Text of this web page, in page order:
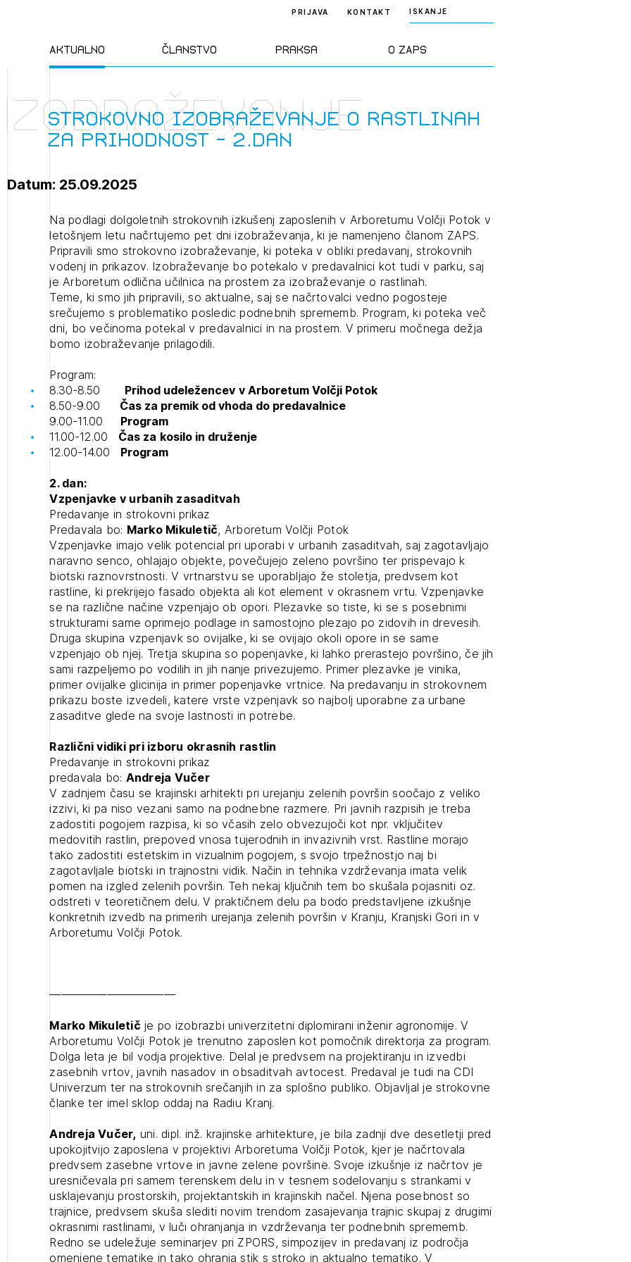
Aktualno Članstvo Praksa O ZAPS
PRIJAVA KONTAKT ISKANJE
Novice
Natečaji
Izobraževanja
Dogodki
Člani ZAPS
Kandidati za
izpit
Standard ZAPS
Pravila stroke
Opravljanje
dejavnosti
Sklepanje poslov
projektiranje
Strokovna pomoč
Projekti
Knjižnica
dokumentov
Strokovno izobraževanje o rastlinah
za prihodnost - 2.dan
Izobraževanje
Datum: 25.09.2025
Na podlagi dolgoletnih strokovnih izkušenj zaposlenih v Arboretumu Volčji Potok v
letošnjem letu načrtujemo pet dni izobraževanja, ki je namenjeno članom ZAPS.
Pripravili smo strokovno izobraževanje, ki poteka v obliki predavanj, strokovnih
vodenj in prikazov. Izobraževanje bo potekalo v predavalnici kot tudi v parku, saj
je Arboretum odlična učilnica na prostem za izobraževanje o rastlinah.
Teme, ki smo jih pripravili, so aktualne, saj se načrtovalci vedno pogosteje
srečujemo s problematiko posledic podnebnih sprememb. Program, ki poteka več
dni, bo večinoma potekal v predavalnici in na prostem. V primeru močnega dežja
bomo izobraževanje prilagodili.
Program:
8.30-8.50 Prihod udeležencev v Arboretum Volčji Potok
8.50-9.00 Čas za premik od vhoda do predavalnice
9.00-11.00 Program
11.00-12.00 Čas za kosilo in druženje
12.00-14.00 Program
2. dan:
Vzpenjavke v urbanih zasaditvah
Predavanje in strokovni prikaz
Predavala bo: Marko Mikuletič, Arboretum Volčji Potok
Vzpenjavke imajo velik potencial pri uporabi v urbanih zasaditvah, saj zagotavljajo
naravno senco, ohlajajo objekte, povečujejo zeleno površino ter prispevajo k
biotski raznovrstnosti. V vrtnarstvu se uporabljajo že stoletja, predvsem kot
rastline, ki prekrijejo fasado objekta ali kot element v okrasnem vrtu. Vzpenjavke
se na različne načine vzpenjajo ob opori. Plezavke so tiste, ki se s posebnimi
strukturami same oprimejo podlage in samostojno plezajo po zidovih in drevesih.
Druga skupina vzpenjavk so ovijalke, ki se ovijajo okoli opore in se same
vzpenjajo ob njej. Tretja skupina so popenjavke, ki lahko prerastejo površino, če jih
sami razpeljemo po vodilih in jih nanje privezujemo. Primer plezavke je vinika,
primer ovijalke glicinija in primer popenjavke vrtnice. Na predavanju in strokovnem
prikazu boste izvedeli, katere vrste vzpenjavk so najbolj uporabne za urbane
zasaditve glede na svoje lastnosti in potrebe.
Različni vidiki pri izboru okrasnih rastlin
Predavanje in strokovni prikaz
predavala bo: Andreja Vučer
V zadnjem času se krajinski arhitekti pri urejanju zelenih površin soočajo z veliko
izzivi, ki pa niso vezani samo na podnebne razmere. Pri javnih razpisih je treba
zadostiti pogojem razpisa, ki so včasih zelo obvezujoči kot npr. vključitev
medovitih rastlin, prepoved vnosa tujerodnih in invazivnih vrst. Rastline morajo
tako zadostiti estetskim in vizualnim pogojem, s svojo trpežnostjo naj bi
zagotavljale biotski in trajnostni vidik. Način in tehnika vzdrževanja imata velik
pomen na izgled zelenih površin. Teh nekaj ključnih tem bo skušala pojasniti oz.
odstreti v teoretičnem delu. V praktičnem delu pa bodo predstavljene izkušnje
konkretnih izvedb na primerih urejanja zelenih površin v Kranju, Kranjski Gori in v
Arboretumu Volčji Potok.
———————————
Marko Mikuletič je po izobrazbi univerzitetni diplomirani inženir agronomije. V
Arboretumu Volčji Potok je trenutno zaposlen kot pomočnik direktorja za program.
Dolga leta je bil vodja projektive. Delal je predvsem na projektiranju in izvedbi
zasebnih vrtov, javnih nasadov in obsaditvah avtocest. Predaval je tudi na CDI
Univerzum ter na strokovnih srečanjih in za splošno publiko. Objavljal je strokovne
članke ter imel sklop oddaj na Radiu Kranj.
Andreja Vučer, uni. dipl. inž. krajinske arhitekture, je bila zadnji dve desetletji pred
upokojitvijo zaposlena v projektivi Arboretuma Volčji Potok, kjer je načrtovala
predvsem zasebne vrtove in javne zelene površine. Svoje izkušnje iz načrtov je
uresničevala pri samem terenskem delu in v tesnem sodelovanju s strankami v
usklajevanju prostorskih, projektantskih in krajinskih načel. Njena posebnost so
trajnice, predvsem skuša slediti novim trendom zasajevanja trajnic skupaj z drugimi
okrasnimi rastlinami, v luči ohranjanja in vzdrževanja ter podnebnih sprememb.
Redno se udeležuje seminarjev pri ZPORS, simpozijev in predavanj iz področja
omenjene tematike in tako ohranja stik s stroko in aktualno tematiko. V
Evropski arboristični standard za
obrezovanje dreves (prostih mest -
Vzpenjavke v urbanih zasaditvah,
Različni vidiki pri izboru okrasnih
rastlin (prostih mest - 0)
Predstavitev novosti v arboristiki,
Pregled sort dreves za vroča in suha
na novičnik